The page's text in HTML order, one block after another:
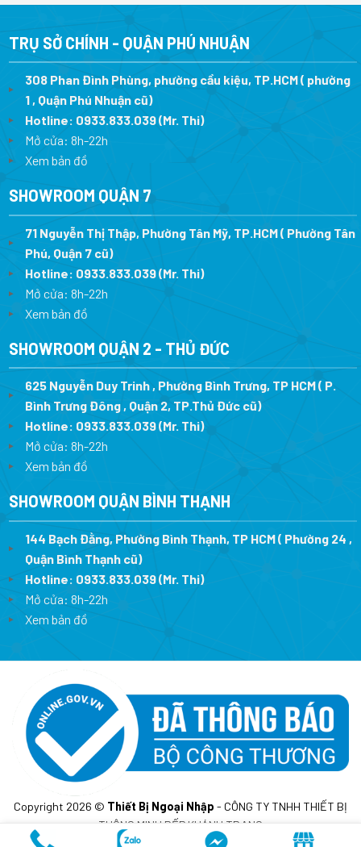
TRỤ SỞ CHÍNH - QUẬN PHÚ NHUẬN
308 Phan Đình Phùng, phường cầu kiệu, TP.HCM ( phường
1 , Quận Phú Nhuận cũ)
Hotline: 0933.833.039(Mr. Thi)
Mở cửa: 8h-22h
Xem bản đồ
SHOWROOM QUẬN 7
71 Nguyễn Thị Thập, Phường Tân Mỹ, TP.HCM ( Phường Tân
Phú, Quận 7 cũ)
Hotline: 0933.833.039(Mr. Thi)
Mở cửa: 8h-22h
Xem bản đồ
SHOWROOM QUẬN 2 - THỦ ĐỨC
625 Nguyễn Duy Trinh , Phường Bình Trưng, TP HCM ( P.
Bình Trưng Đông , Quận 2, TP.Thủ Đức cũ)
Hotline: 0933.833.039(Mr. Thi)
Mở cửa: 8h-22h
Xem bản đồ
SHOWROOM QUẬN BÌNH THẠNH
144 Bạch Đằng, Phường Bình Thạnh, TP HCM ( Phường 24 ,
Quận Bình Thạnh cũ)
Hotline: 0933.833.039(Mr. Thi)
Mở cửa: 8h-22h
Xem bản đồ
Copyright 2026 © Thiết Bị Ngoại Nhập - CÔNG TY TNHH THIẾT BỊ
THÔNG MINH BẾP KHÁNH TRANG
MST: 0317675241- Cấp lần đầu ngày 10/02/2023 tại sở KH&DT